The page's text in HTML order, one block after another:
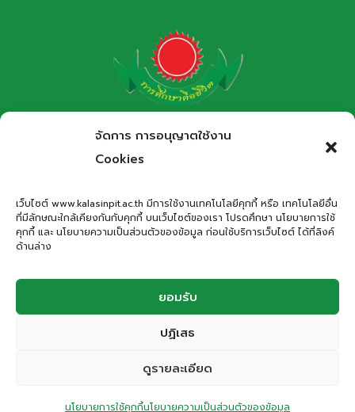
จัดการ การอนุญาตใช้งาน
Cookies
เว็บไซต์ www.kalasinpit.ac.th มีการใช้งานเทคโนโลยีคุกกี้ หรือ เทคโนโลยีอื่น
ที่มีลักษณะใกล้เคียงกันกับคุกกี้ บนเว็บไซต์ของเรา โปรดศึกษา นโยบายการใช้
คุกกี้ และ นโยบายความเป็นส่วนตัวของข้อมูล ก่อนใช้บริการเว็บไซต์ ได้ที่ลิงค์
ด้านล่าง
ยอมรับ
ปฏิเสธ
ดูรายละเอียด
นโยบายการใช้คุกกี้นโยบายความเป็นส่วนตัวของข้อมูล
โรงเรียนกาฬสินธุ์พิทยาสรรพ์
สำนักงานเขตพื้นที่การศึกษามัธยมศึกษากาฬสินธุ์
ที่อยู่: เลขที่ 66 ถนนอรรถเปศล ตำบลกาฬสินธุ์ อำเภอเมือง
กาฬสินธุ์ จังหวัดกาฬสินธุ์ 46000
office.kps@kalasinpit.ac.th